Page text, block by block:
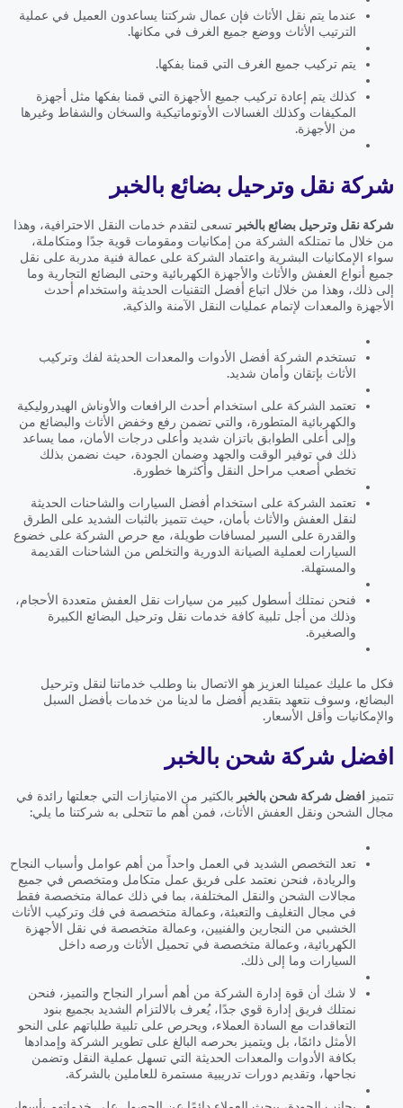
عندما يتم نقل الأثاث فإن عمال شركتنا يساعدون العميل في عملية
الترتيب الأثاث ووضع جميع الغرف في مكانها.
يتم تركيب جميع الغرف التي قمنا بفكها.
كذلك يتم إعادة تركيب جميع الأجهزة التي قمنا بفكها مثل أجهزة
المكيفات وكذلك الغسالات الأوتوماتيكية والسخان والشفاط وغيرها
من الأجهزة.
شركة نقل وترحيل بضائع بالخبر
شركة نقل وترحيل بضائع بالخبر تسعى لتقدم خدمات النقل الاحترافية، وهذا
من خلال ما تمتلكه الشركة من إمكانيات ومقومات قوية جدًا ومتكاملة،
سواء الإمكانيات البشرية واعتماد الشركة على عمالة فنية مدربة على نقل
جميع أنواع العفش والأثاث والأجهزة الكهربائية وحتى البضائع التجارية وما
إلى ذلك، وهذا من خلال اتباع أفضل التقنيات الحديثة واستخدام أحدث
الأجهزة والمعدات لإتمام عمليات النقل الآمنة والذكية.
تستخدم الشركة أفضل الأدوات والمعدات الحديثة لفك وتركيب
الأثاث بإتقان وأمان شديد.
تعتمد الشركة على استخدام أحدث الرافعات والأوناش الهيدروليكية
والكهربائية المتطورة، والتي تضمن رفع وخفض الأثاث والبضائع من
وإلى أعلى الطوابق باتزان شديد وأعلى درجات الأمان، مما يساعد
ذلك في توفير الوقت والجهد وضمان الجودة، حيث نضمن بذلك
تخطي أصعب مراحل النقل وأكثرها خطورة.
تعتمد الشركة على استخدام أفضل السيارات والشاحنات الحديثة
لنقل العفش والأثاث بأمان، حيث تتميز بالثبات الشديد على الطرق
والقدرة على السير لمسافات طويلة، مع حرص الشركة على خضوع
السيارات لعملية الصيانة الدورية والتخلص من الشاحنات القديمة
والمستهلة.
فنحن نمتلك أسطول كبير من سيارات نقل العفش متعددة الأحجام،
وذلك من أجل تلبية كافة خدمات نقل وترحيل البضائع الكبيرة
والصغيرة.
فكل ما عليك عميلنا العزيز هو الاتصال بنا وطلب خدماتنا لنقل وترحيل
البضائع، وسوف نتعهد بتقديم أفضل ما لدينا من خدمات بأفضل السبل
والإمكانيات وأقل الأسعار.
افضل شركة شحن بالخبر
تتميز افضل شركة شحن بالخبر بالكثير من الامتيازات التي جعلتها رائدة في
مجال الشحن ونقل العفش الأثاث، فمن أهم ما تتحلى به شركتنا ما يلي:
تعد التخصص الشديد في العمل واحداً من أهم عوامل وأسباب النجاح
والريادة، فنحن نعتمد على فريق عمل متكامل ومتخصص في جميع
مجالات الشحن والنقل المختلفة، بما في ذلك عمالة متخصصة فقط
في مجال التغليف والتعبئة، وعمالة متخصصة في فك وتركيب الأثاث
الخشبي من النجارين والفنيين، وعمالة متخصصة في نقل الأجهزة
الكهربائية، وعمالة متخصصة في تحميل الأثاث ورصه داخل
السيارات وما إلى ذلك.
لا شك أن قوة إدارة الشركة من أهم أسرار النجاح والتميز، فنحن
نمتلك فريق إدارة قوي جدًا، يُعرف بالالتزام الشديد بجميع بنود
التعاقدات مع السادة العملاء، ويحرص على تلبية طلباتهم على النحو
الأمثل دائمًا، بل ويتميز بحرصه البالغ على تطوير الشركة وإمدادها
بكافة الأدوات والمعدات الحديثة التي تسهل عملية النقل وتضمن
نجاحها، وتقديم دورات تدريبية مستمرة للعاملين بالشركة.